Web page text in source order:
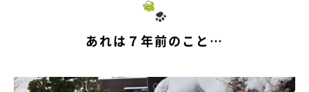
あれは７年前のこと…